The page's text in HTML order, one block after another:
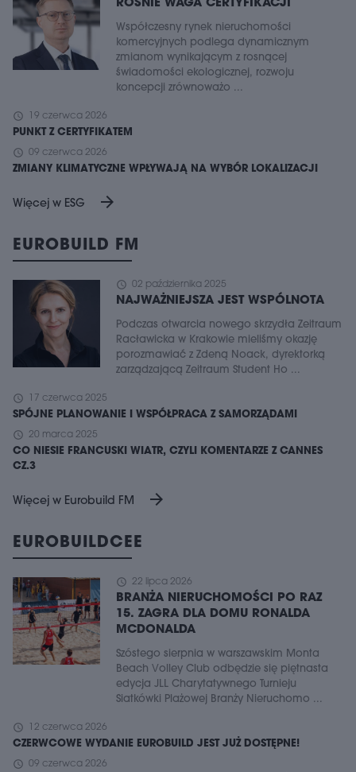
ROŚNIE WAGA CERTYFIKACJI
Współczesny rynek nieruchomości
komercyjnych podlega dynamicznym
zmianom wynikającym z rosnącej
świadomości ekologicznej, rozwoju
koncepcji zrównoważo ...
schedule 19 czerwca 2026
PUNKT Z CERTYFIKATEM
schedule 09 czerwca 2026
ZMIANY KLIMATYCZNE WPŁYWAJĄ NA WYBÓR LOKALIZACJI
Więcej w ESG arrow_forward
EUROBUILD FM
schedule 02 października 2025
NAJWAŻNIEJSZA JEST WSPÓLNOTA
Podczas otwarcia nowego skrzydła Zeitraum
Racławicka w Krakowie mieliśmy okazję
porozmawiać z Zdeną Noack, dyrektorką
zarządzającą Zeitraum Student Ho ...
schedule 17 czerwca 2025
SPÓJNE PLANOWANIE I WSPÓŁPRACA Z SAMORZĄDAMI
schedule 20 marca 2025
CO NIESIE FRANCUSKI WIATR, CZYLI KOMENTARZE Z CANNES
CZ.3
Więcej w Eurobuild FM arrow_forward
EUROBUILDCEE
schedule 22 lipca 2026
BRANŻA NIERUCHOMOŚCI PO RAZ
15. ZAGRA DLA DOMU RONALDA
MCDONALDA
Szóstego sierpnia w warszawskim Monta
Beach Volley Club odbędzie się piętnasta
edycja JLL Charytatywnego Turnieju
Siatkówki Plażowej Branży Nieruchomo ...
schedule 12 czerwca 2026
CZERWCOWE WYDANIE EUROBUILD JEST JUŻ DOSTĘPNE!
schedule 09 czerwca 2026